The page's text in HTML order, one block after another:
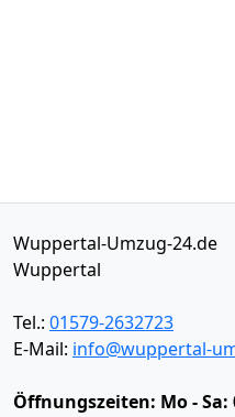
Wuppertal-Umzug-24.de
Wuppertal
Tel.: 01579-2632723
E-Mail: info@wuppertal-
Öffnungszeiten: Mo - Sa: